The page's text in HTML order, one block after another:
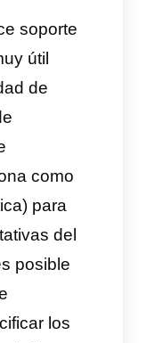
gran parte
que poseen
suministrar
para
traído un
de la
de sus